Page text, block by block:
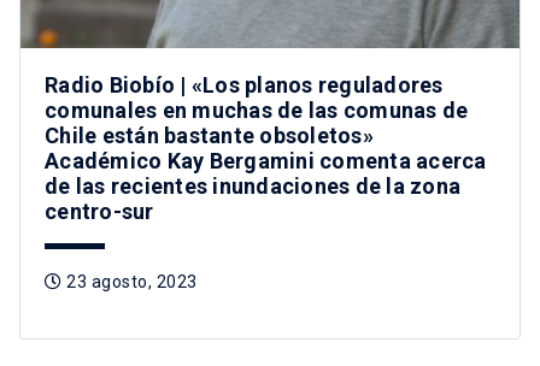
Radio Biobío | «Los planos reguladores
comunales en muchas de las comunas de
Chile están bastante obsoletos»
Académico Kay Bergamini comenta acerca
de las recientes inundaciones de la zona
centro-sur
23 agosto, 2023